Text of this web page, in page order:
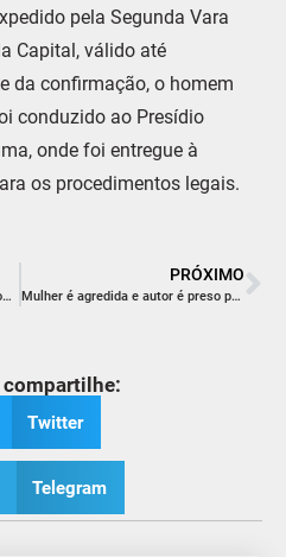
pela Segunda Vara
Capital, válido até
da confirmação, o homem
conduzido ao Presídio
onde foi entregue à
os procedimentos legais.
Hospital São José encerra 2025 com avanços históricos e fortalecimento da missão de cuidar
PRÓXIMO
Mulher é agredida e autor é preso por lesão corporal em Araranguá
Twitter
Telegram